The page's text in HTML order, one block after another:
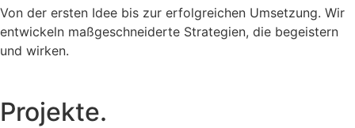
Von der ersten Idee bis zur erfolgreichen Umsetzung. Wir
entwickeln maßgeschneiderte Strategien, die begeistern
und wirken.
Projekte.